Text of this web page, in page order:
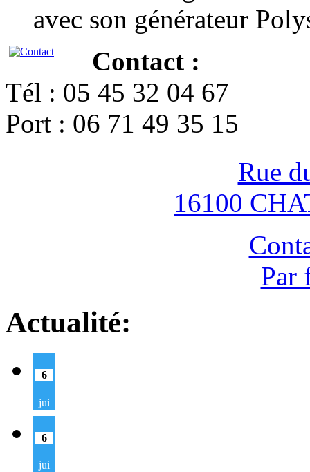
avec son générateur
Contact :
Tél : 05 45 32 04 67
Port : 06 71 49 35 15
Rue
16100
Par
Actualité:
6
jui
6
jui